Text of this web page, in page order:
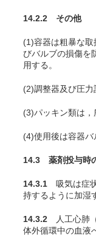
14.2.2 その他
(1)容器は粗暴な
びバルブの損傷を
用する。
(2)調整器及び圧力
(3)パッキン類は，
(4)使用後は容器バ
14.3 薬剤投与時
14.3.1 吸気は症
持するように加湿
14.3.2 人工心肺
体外循環中の血液